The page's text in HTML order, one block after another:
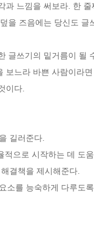
과 느낌을 써보라. 한
을 즈음에는 당신도
글쓰기의 밑거름이 될
보느라 바쁜 사람이라
이다.
길러준다.
적으로 시작하는 데 도
결책을 제시해준다.
소를 능숙하게 다루도